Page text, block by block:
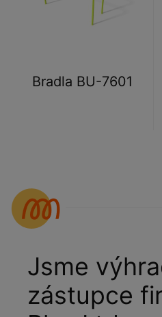
Bradla BU-7601
Jsme
zástupce